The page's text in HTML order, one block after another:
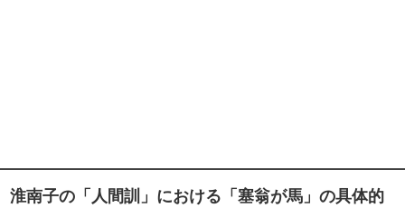
淮南子の「人間訓」における「塞翁が馬」の具体的